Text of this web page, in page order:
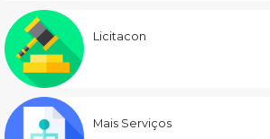
Licitacon
Mais Serviços